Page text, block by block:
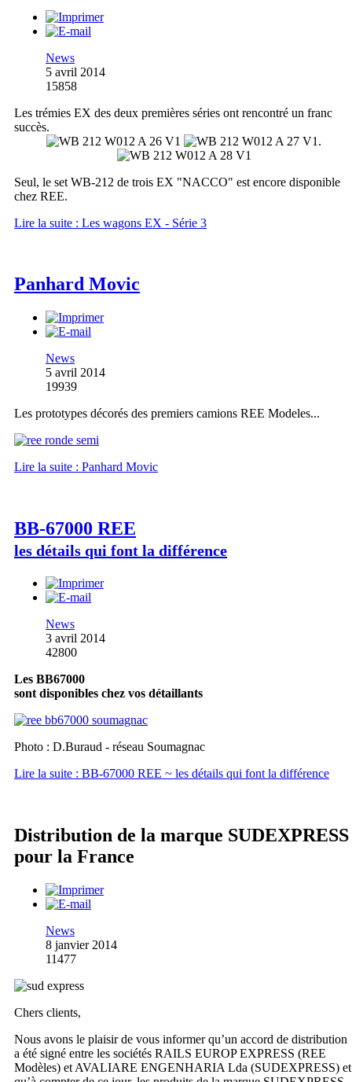
News
5 avril 2014
15858
Les trémies EX des deux premières séries ont rencontré un franc
succès.
.
Seul, le set WB-212 de trois EX "NACCO" est encore disponible
chez REE.
Lire la suite : Les wagons EX - Série 3
Panhard Movic
News
5 avril 2014
19939
Les prototypes décorés des premiers camions REE Modeles...
Lire la suite : Panhard Movic
BB-67000 REE
les détails qui font la différence
News
3 avril 2014
42800
Les BB67000
sont disponibles chez vos détaillants
Photo : D.Buraud - réseau Soumagnac
Lire la suite : BB-67000 REE ~ les détails qui font la différence
Distribution de la marque SUDEXPRESS
pour la France
News
8 janvier 2014
11477
Chers clients,
Nous avons le plaisir de vous informer qu’un accord de distribution
a été signé entre les sociétés RAILS EUROP EXPRESS (REE
Modèles) et AVALIARE ENGENHARIA Lda (SUDEXPRESS) et